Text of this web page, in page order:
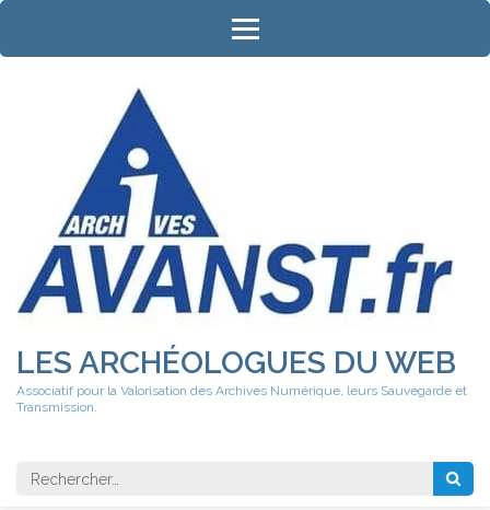
Aller
contenu
LES ARCHÉOLOGUES DU WEB
Associatif pour la Valorisation des Archives Numérique, leurs Sauvegarde et
Transmission.
Rechercher